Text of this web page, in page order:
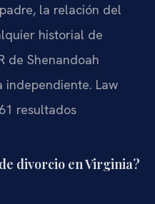
la relación del
historial de
de Shenandoah
independiente. Law
resultados
divorcio en Virginia?